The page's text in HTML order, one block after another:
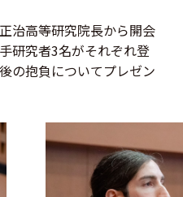
治高等研究院長から開会
研究者3名がそれぞれ登
の抱負についてプレゼン